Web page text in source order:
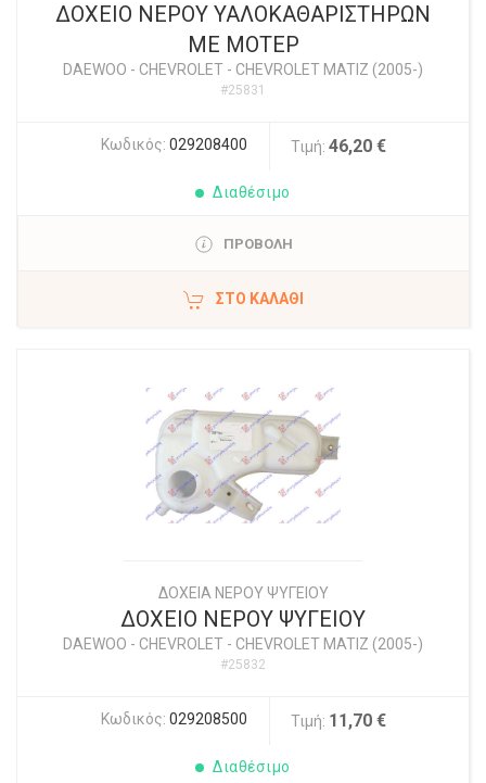
ΔΟΧΕΙΟ ΝΕΡΟΥ ΥΑΛΟΚΑΘΑΡΙΣΤΗΡΩΝ
ΜΕ ΜΟΤΕΡ
DAEWOO - CHEVROLET - CHEVROLET MATIZ (2005-)
#25831
Κωδικός: 029208400 Τιμή: 46,20 €
Διαθέσιμο
ΠΡΟΒΟΛΗ
ΣΤΟ ΚΑΛΆΘΙ
ΔΟΧΕΙΑ ΝΕΡΟΥ ΨΥΓΕΙΟΥ
ΔΟΧΕΙΟ ΝΕΡΟΥ ΨΥΓΕΙΟΥ
DAEWOO - CHEVROLET - CHEVROLET MATIZ (2005-)
#25832
Κωδικός: 029208500 Τιμή: 11,70 €
Διαθέσιμο